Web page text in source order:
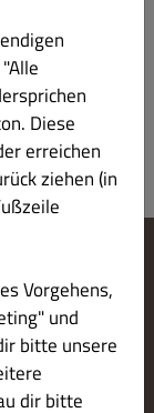
gefunden.
Diese
erreichen
ziehen (in
Vorgehens,
und
bitte unsere
dir bitte